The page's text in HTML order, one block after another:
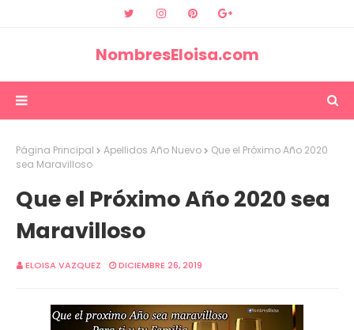
NombresEloisa.com
Página Principal Apellidos Año Nuevo
Que el Próximo Año 2020
sea Maravilloso
Que el Próximo Año 2020 sea
Maravilloso
ELOISA VAZQUEZ DICIEMBRE 26, 2019